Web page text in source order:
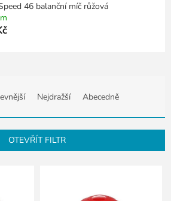
46 balanční míč růžová
Nejdražší Abecedně
OTEVŘÍT FILTR